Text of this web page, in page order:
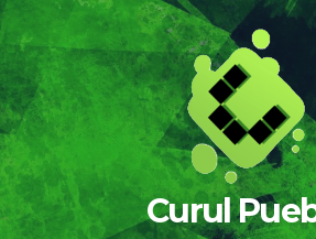
Saltar
al
contenido
Curul